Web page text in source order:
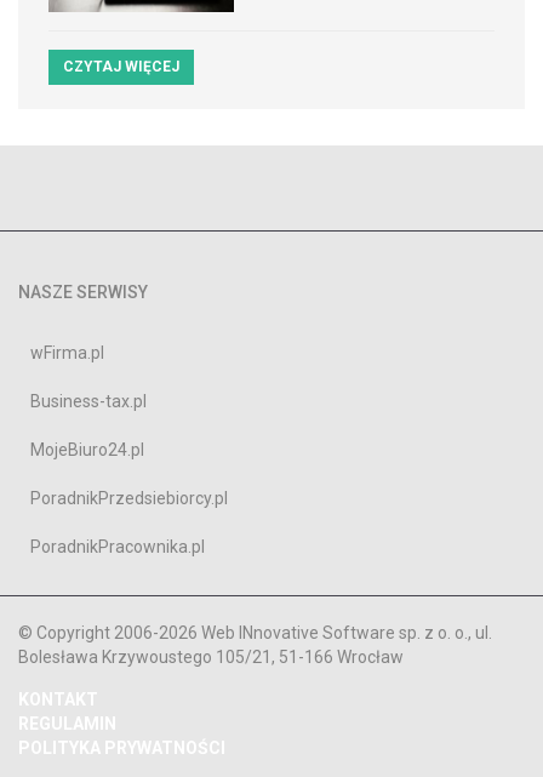
CZYTAJ WIĘCEJ
NASZE SERWISY
wFirma.pl
Business-tax.pl
MojeBiuro24.pl
PoradnikPrzedsiebiorcy.pl
PoradnikPracownika.pl
© Copyright 2006-2026 Web INnovative Software sp. z o. o., ul.
Bolesława Krzywoustego 105/21, 51-166 Wrocław
KONTAKT
REGULAMIN
POLITYKA PRYWATNOŚCI